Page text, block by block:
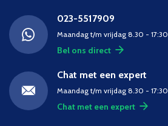
023-5517909
Maandag t/m vrijdag 8.30 - 17:30
Bel ons direct
Chat met een expert
Maandag t/m vrijdag 8.30 - 17:30
Chat met een expert